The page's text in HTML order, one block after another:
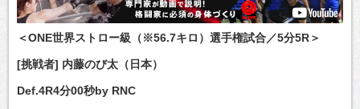
＜ONE世界ストロー級（※56.7キロ）選手権試合／5分5R＞
[挑戦者] 内藤のび太（日本）
Def.4R4分00秒by RNC